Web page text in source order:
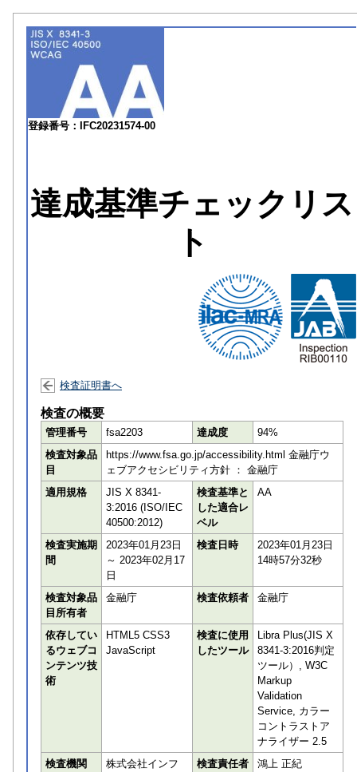
登録番号：IFC20231574-00
達成基準チェックリス
ト
検査証明書へ
検査の概要
管理番号 fsa2203 達成度
94%
検査対象品
目
https://www.fsa.go.jp/accessibility.html 金融庁ウ
ェブアクセシビリティ方針 ： 金融庁
適用規格
JIS X 8341-
3:2016 (ISO/IEC
40500:2012)
検査基準と
した適合レ
ベル
AA
検査実施期
間
2023年01月23日
～ 2023年02月17
日
検査日時
2023年01月23日
14時57分32秒
検査対象品
目所有者
金融庁 検査依頼者 金融庁
依存してい
るウェブコ
ンテンツ技
術
HTML5 CSS3
JavaScript
検査に使用
したツール
Libra Plus(JIS X
8341-3:2016判定
ツール）, W3C
Markup
Validation
Service, カラー
コントラストア
ナライザー 2.5
検査機関
株式会社インフ
検査責任者 鴻上 正紀